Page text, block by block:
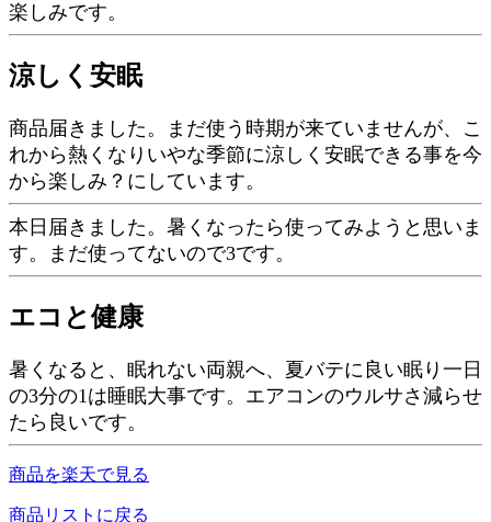
楽しみです。
涼しく安眠
商品届きました。まだ使う時期が来ていませんが、こ
れから熱くなりいやな季節に涼しく安眠できる事を今
から楽しみ？にしています。
本日届きました。暑くなったら使ってみようと思いま
す。まだ使ってないので3です。
エコと健康
暑くなると、眠れない両親へ、夏バテに良い眠り一日
の3分の1は睡眠大事です。エアコンのウルサさ減らせ
たら良いです。
商品を楽天で見る
商品リストに戻る